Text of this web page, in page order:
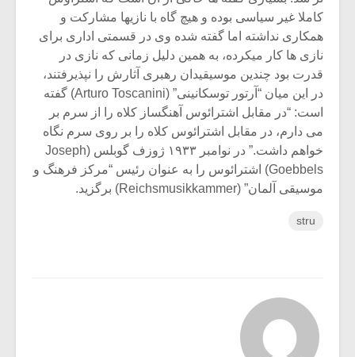
کاملا غیر سیاسی بوده و هیچ گاه با نازیها مشارکت و
همکاری نداشته اما گفته شده وی در قسمتی اداری برای
نازی ها کار میکرده، به همین دلیل زمانی که نازی در
قدرت بود چندین موسیقیدان رهبری آثارش را نپذیرفتند،
در این میان “آرتور توسکانینی” (Arturo Toscanini) گفته
است: “در مقابل اشترائوس آهنگساز کلاه را از سرم بر
می دارم، در مقابل اشترائوس کلاه را بر روی سرم نگاه
خواهم داشت.” در نوامبر ۱۹۳۳ ژوزف گوبلس (Joseph
Goebbels) اشترائوس را به عنوان رئیس “مرکز فرهنگ و
موسیقی آلمان” (Reichsmusikkammer) برگزید.
stru